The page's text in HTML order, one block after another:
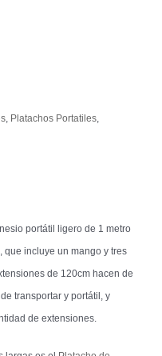
, Platachos Portatiles,
portátil ligero de 1 metro
que incluye un mango y tres
de 120cm hacen de
transportar y portátil, y
de extensiones.